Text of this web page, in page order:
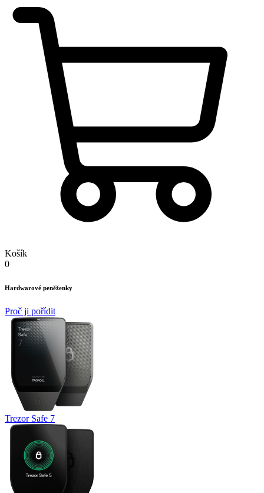
Košík
0
Hardwarové peněženky
Proč ji pořídit
Trezor Safe 7